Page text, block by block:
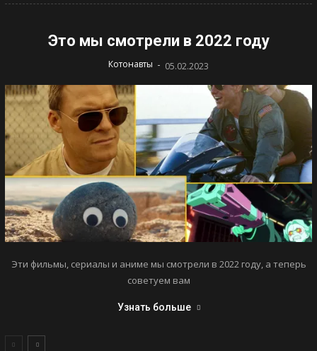
Это мы смотрели в 2022 году
Котонавты - 05.02.2023
Эти фильмы, сериалы и аниме мы смотрели в 2022 году, а теперь
советуем вам
Узнать больше